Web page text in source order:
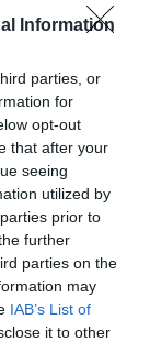
Information
parties, or
for
opt-out
that after your
seeing
utilized by
prior to
further
parties on the
may
IAB’s List of
it to other
όμως
ΣΤΗ
ΤΟΥ
από την